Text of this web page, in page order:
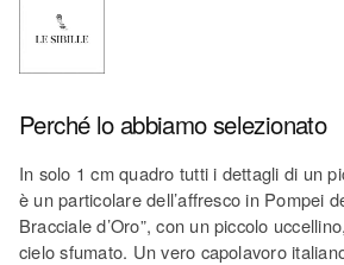
Perché lo abbiamo selezionato
In solo 1 cm quadro tutti i dettagli di un
è un particolare dell’affresco in Pompei
Bracciale d’Oro”, con un piccolo
cielo sfumato. Un vero capolavoro